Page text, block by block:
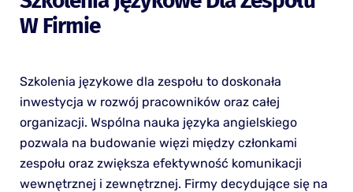
W Firmie
Szkolenia językowe dla zespołu to doskonała
inwestycja w rozwój pracowników oraz całej
organizacji. Wspólna nauka języka angielskiego
pozwala na budowanie więzi między członkami
zespołu oraz zwiększa efektywność komunikacji
wewnętrznej i zewnętrznej. Firmy decydujące się na